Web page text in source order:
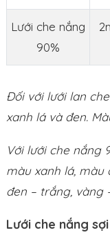
Lưới che nắng
90%
Đối với lưới lan
xanh lá và đen.
Với lưới che nắng
màu xanh lá, màu
đen – trắng, vàng
Lưới che nắng